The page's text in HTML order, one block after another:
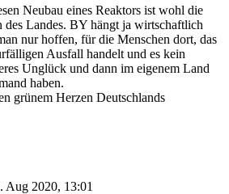
Neubau eines Reaktors ist wohl die
des Landes. BY hängt ja wirtschaftlich
nur hoffen, für die Menschen dort, das
Ausfall handelt und es kein
Unglück und dann im eigenem Land
haben.
grünem Herzen Deutschlands
Aug 2020, 13:01